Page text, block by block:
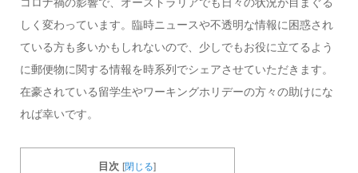
しく変わっています。臨時ニュースや不透明な情報に困惑され
ている方も多いかもしれないので、少しでもお役に立てるよう
に郵便物に関する情報を時系列でシェアさせていただきます。
在豪されている留学生やワーキングホリデーの方々の助けにな
れば幸いです。
目次 [閉じる]